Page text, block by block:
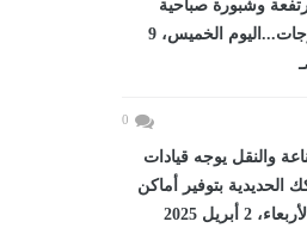
وشبورة صباحية
والأرصاد تكشف درجات...اليوم الخميس، 9
0
والنقل يوجه قيادات
الحديدية بتوفير أماكن
في رحلات...اليوم الأربعاء، 2 أبريل 2025